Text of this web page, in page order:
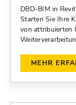
DBD-BIM in
Starten Sie Ihre
von attribuierten
MEHR